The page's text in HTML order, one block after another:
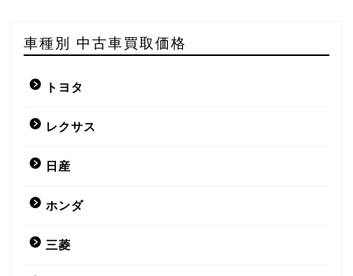
車種別 中古車買取価格
トヨタ
レクサス
日産
ホンダ
三菱